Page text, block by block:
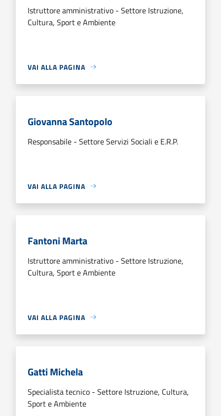
Istruttore amministrativo - Settore Istruzione,
Cultura, Sport e Ambiente
VAI ALLA PAGINA
Giovanna Santopolo
Responsabile - Settore Servizi Sociali e E.R.P.
VAI ALLA PAGINA
Fantoni Marta
Istruttore amministrativo - Settore Istruzione,
Cultura, Sport e Ambiente
VAI ALLA PAGINA
Gatti Michela
Specialista tecnico - Settore Istruzione, Cultura,
Sport e Ambiente